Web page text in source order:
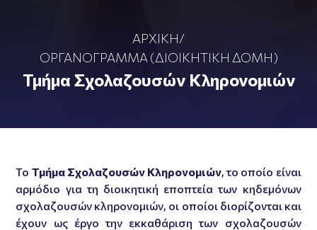
ΑΡΧΙΚΉ/
ΟΡΓΑΝΌΓΡΑΜΜΑ (ΔΙΟΙΚΗΤΙΚΉ ΔΟΜΉ)
Τμήμα Σχολαζουσών Κληρονομιών
Το Τμήμα Σχολαζουσών Κληρονομιών, το οποίο είναι
αρμόδιο για τη διοικητική εποπτεία των κηδεμόνων
σχολαζουσών κληρονομιών, οι οποίοι διορίζονται και
έχουν ως έργο την εκκαθάριση των σχολαζουσών